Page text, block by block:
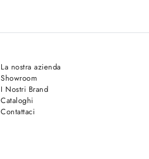
La nostra azienda
Showroom
I Nostri Brand
Cataloghi
Contattaci